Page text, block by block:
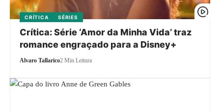
CRÍTICA SÉRIES
Crítica: Série ‘Amor da Minha Vida’ traz
romance engraçado para a Disney+
Alvaro Tallarico2 Min Leitura